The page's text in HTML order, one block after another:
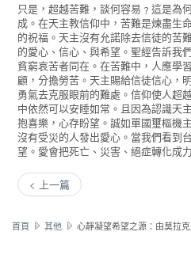
只是，超越苦難，談何容易﹖這是為
成。在天主教信仰中，苦難是煉盡生
的祝福。天主沒有允諾除去信徒的苦
的愛心、信心、與希望。聖經告訴我
貧窮哀苦者同在。在苦難中，人應學
顧，分擔勞苦。天主賜給信徒信心，
勇氣去克服眼前的難處。信仰使人超
中依然可以安睡如常。且因為認識天
抱喜樂，心存盼望。誠如單國璽樞機
沒有受災的人發出愛心。當我們看到
望。愛會把死亡、災害、絕症轉化成力
< 上一篇
首頁 其他 心靜凝望希望之源：由莫拉